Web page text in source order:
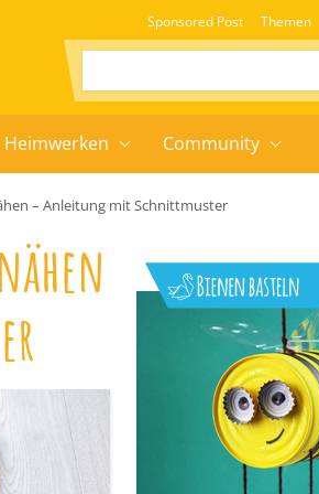
Sponsored Post Themen
Heimwerken Community
– Anleitung mit Schnittmuster